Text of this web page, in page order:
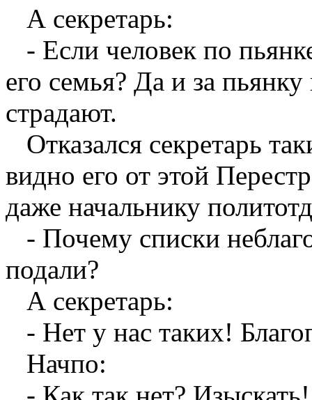
А секретарь:
- Если человек по
его семья? Да и за
страдают.
Отказался секретарь
видно его от этой
даже начальнику
- Почему списки
подали?
А секретарь:
- Нет у нас таких!
Начпо: